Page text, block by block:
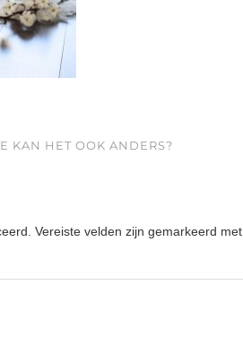
KAN HET OOK ANDERS?
Vereiste velden zijn gemarkeerd met